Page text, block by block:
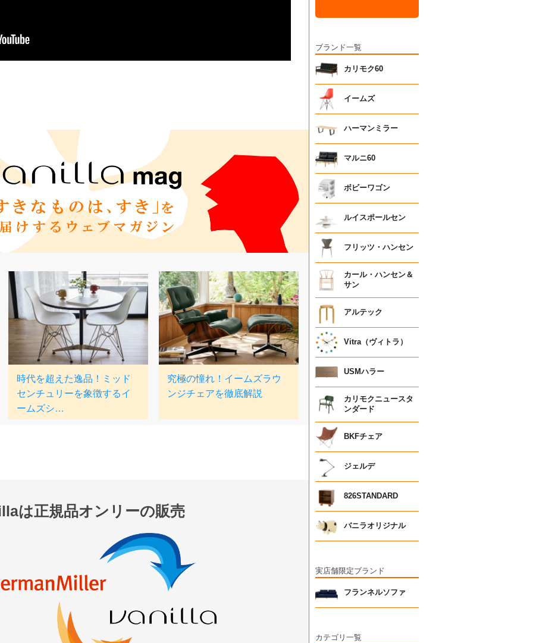
は正規品オンリーの販売
ブランド一覧
カリモク60
イームズ
ハーマンミラー
マルニ60
ボビーワゴン
ルイスポールセン
フリッツ・ハンセン
カール・ハンセン＆
サン
アルテック
Vitra（ヴィトラ）
USMハラー
カリモクニュースタ
ンダード
BKFチェア
ジェルデ
826STANDARD
バニラオリジナル
実店舗限定ブランド
フランネルソファ
カテゴリ一覧